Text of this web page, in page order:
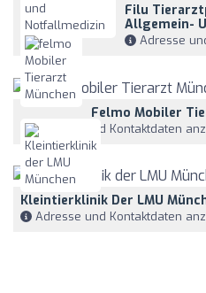
Filu
Allgemein-
Adresse
Felmo Mobiler
Adresse und Kontaktdaten
Kleintierklinik Der LMU
Adresse und Kontaktdaten